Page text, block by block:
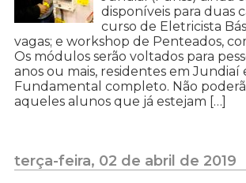
disponíveis para duas
curso de Eletricista
vagas; e workshop de Penteados,
Os módulos serão voltados para
anos ou mais, residentes em Jundiaí
Fundamental completo. Não
aqueles alunos que já estejam […]
terça-feira, 02 de abril de 2019